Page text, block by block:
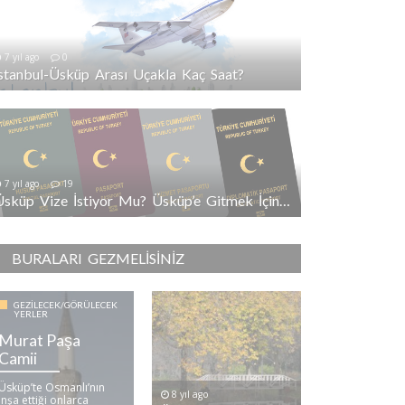
7 yıl ago 0
Üsküp Arası Uçakla Kaç Saat?
7 yıl ago 19
Üsküp Vize İstiyor Mu? Üsküp’e Gitmek İçin Vize Gerekli Mi?
BURALARI GEZMELISINIZ
GEZILECEK/GÖRÜLECEK
YERLER
Murat Paşa
Camii
Üsküp’te Osmanlı’nın
inşa ettiği onlarca
8 yıl ago